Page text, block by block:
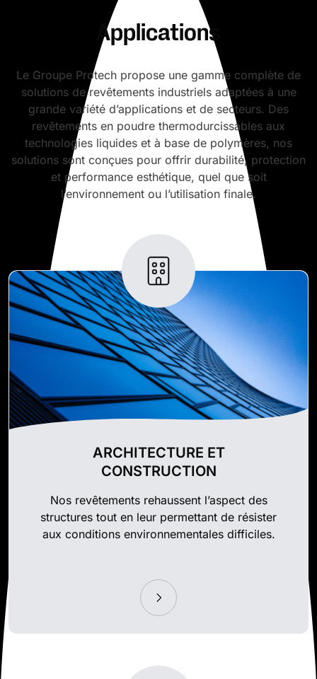
Applications
Le Groupe Protech propose une gamme complète de
solutions de revêtements industriels adaptées à une
grande variété d’applications et de secteurs. Des
revêtements en poudre thermodurcissables aux
technologies liquides et à base de polymères, nos
solutions sont conçues pour offrir durabilité, protection
et performance esthétique, quel que soit
l’environnement ou l’utilisation finale.
ARCHITECTURE ET
CONSTRUCTION
Nos revêtements rehaussent l’aspect des
structures tout en leur permettant de résister
aux conditions environnementales difficiles.